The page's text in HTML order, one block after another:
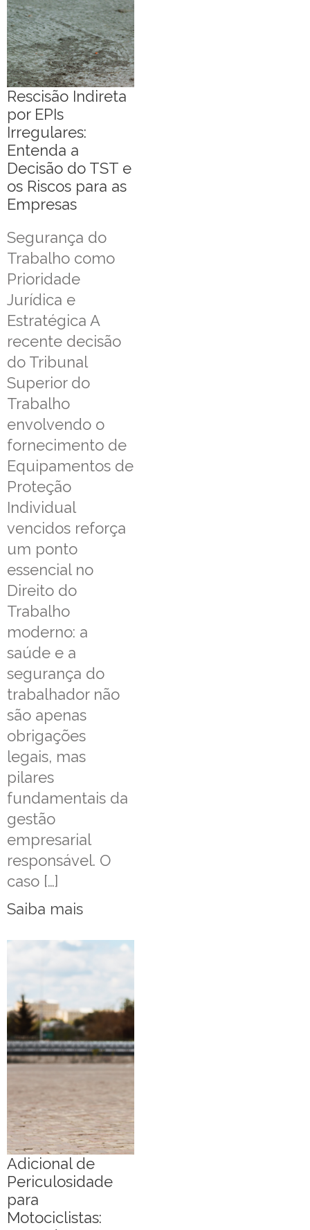
Rescisão Indireta
por EPIs
Irregulares:
Entenda a
Decisão do TST e
os Riscos para as
Empresas
Segurança do
Trabalho como
Prioridade
Jurídica e
Estratégica A
recente decisão
do Tribunal
Superior do
Trabalho
envolvendo o
fornecimento de
Equipamentos de
Proteção
Individual
vencidos reforça
um ponto
essencial no
Direito do
Trabalho
moderno: a
saúde e a
segurança do
trabalhador não
são apenas
obrigações
legais, mas
pilares
fundamentais da
gestão
empresarial
responsável. O
caso […]
Saiba mais
Adicional de
Periculosidade
para
Motociclistas: